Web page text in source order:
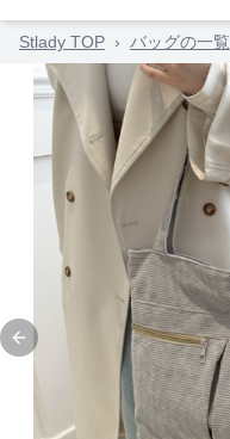
Stlady TOP › バッグの一覧
Previous slide